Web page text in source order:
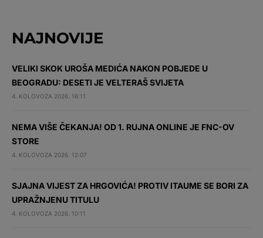
NAJNOVIJE
VELIKI SKOK UROŠA MEDIĆA NAKON POBJEDE U
BEOGRADU: DESETI JE VELTERAŠ SVIJETA
4. KOLOVOZA 2026. 16:11
NEMA VIŠE ČEKANJA! OD 1. RUJNA ONLINE JE FNC-OV
STORE
4. KOLOVOZA 2026. 12:07
SJAJNA VIJEST ZA HRGOVIĆA! PROTIV ITAUME SE BORI ZA
UPRAŽNJENU TITULU
4. KOLOVOZA 2026. 10:11